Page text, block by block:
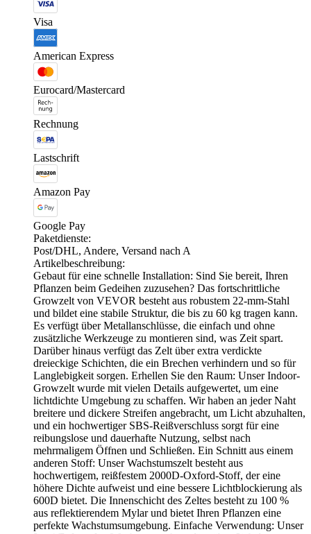
Visa
American Express
Eurocard/Mastercard
Rechnung
Lastschrift
Amazon Pay
Google Pay
Paketdienste:
Post/DHL, Andere, Versand nach A
Artikelbeschreibung:
Gebaut für eine schnelle Installation: Sind Sie bereit, Ihren
Pflanzen beim Gedeihen zuzusehen? Das fortschrittliche
Growzelt von VEVOR besteht aus robustem 22-mm-Stahl
und bildet eine stabile Struktur, die bis zu 60 kg tragen kann.
Es verfügt über Metallanschlüsse, die einfach und ohne
zusätzliche Werkzeuge zu montieren sind, was Zeit spart.
Darüber hinaus verfügt das Zelt über extra verdickte
dreieckige Schichten, die ein Brechen verhindern und so für
Langlebigkeit sorgen. Erhellen Sie den Raum: Unser Indoor-
Growzelt wurde mit vielen Details aufgewertet, um eine
lichtdichte Umgebung zu schaffen. Wir haben an jeder Naht
breitere und dickere Streifen angebracht, um Licht abzuhalten,
und ein hochwertiger SBS-Reißverschluss sorgt für eine
reibungslose und dauerhafte Nutzung, selbst nach
mehrmaligem Öffnen und Schließen. Ein Schnitt aus einem
anderen Stoff: Unser Wachstumszelt besteht aus
hochwertigem, reißfestem 2000D-Oxford-Stoff, der eine
höhere Dichte aufweist und eine bessere Lichtblockierung als
600D bietet. Die Innenschicht des Zeltes besteht zu 100 %
aus reflektierendem Mylar und bietet Ihren Pflanzen eine
perfekte Wachstumsumgebung. Einfache Verwendung: Unser